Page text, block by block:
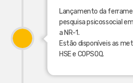
Lançamento da
pesquisa psicossocial
a NR-1.
Estão disponíveis as
HSE e COPSOQ.